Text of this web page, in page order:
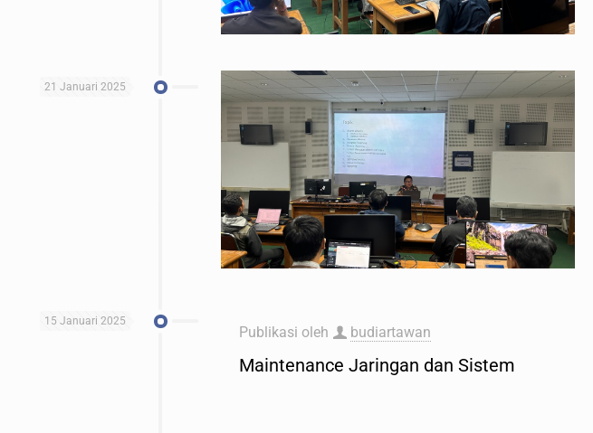
21 Januari 2025
15 Januari 2025
Publikasi oleh budiartawan
Maintenance Jaringan dan Sistem